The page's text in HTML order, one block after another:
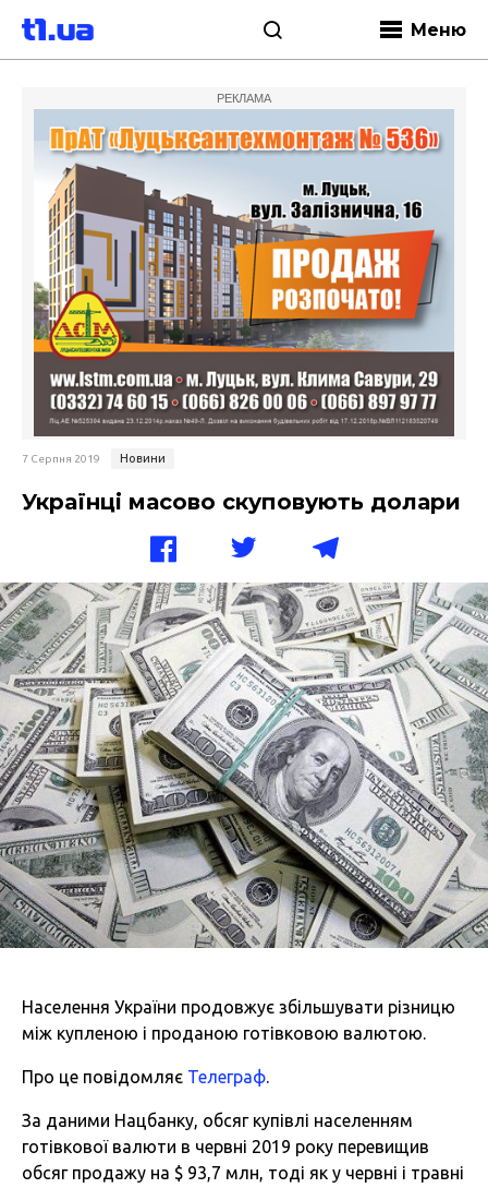
Меню
РЕКЛАМА
7 Серпня 2019 Новини
Українці масово скуповують долари
Населення України продовжує збільшувати різницю
між купленою і проданою готівковою валютою.
Про це повідомляє Телеграф.
За даними Нацбанку, обсяг купівлі населенням
готівкової валюти в червні 2019 року перевищив
обсяг продажу на $ 93,7 млн, тоді як у червні і травні